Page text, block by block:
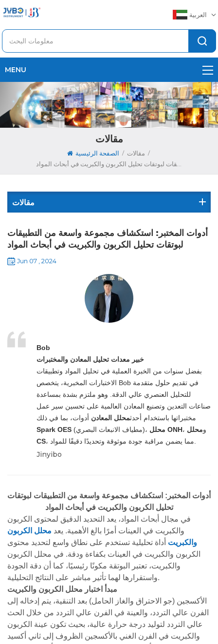
العربية
MENU
مقالات
الصفحة الرئيسية / مقالات /
أدوات المختبر: استكشاف مجموعة واسعة من التطبيقات لبوتقات تحليل الكربون والكبريت في أبحاث المواد
مقالات
أدوات المختبر: استكشاف مجموعة واسعة من التطبيقات
لبوتقات تحليل الكربون والكبريت في أبحاث المواد
Jun 07 , 2024
Bob
خبير معدات تحليل المعادن والمختبرات
بفضل سنوات من الخبرة العملية في تحليل المواد وتطبيقات
الاختبارات المخبرية، يتخصص Bob في تقديم حلول متقدمة
للتحليل العنصري عالي الدقة. وهو ملتزم بشدة بمساعدة
صناعات التعدين وتصنيع المعادن العالمية على تحسين سير عمل
مختبراتها باستخدام أحدثمحلل المعادن أدوات، بما في ذلك
Spark OES
(مطياف الانبعاث البصري)، محلل ONH ، ومحلل
CS
، مما يضمن مراقبة جودة موثوقة وتحديدًا دقيقًا للمواد.
Jinyibo
أدوات المختبر: استكشاف مجموعة واسعة من التطبيقات لبوتقات
تحليل الكربون والكبريت في أبحاث المواد
في مجال أبحاث المواد، يعد التحديد الدقيق لمحتوى الكربون
والكبريت في العينات أمرًا بالغ الأهمية. يعد محلل الكربون
والكبريت أداة تحليلية تستخدم على نطاق واسع لتحديد محتوى
الكربون والكبريت في العينات بكفاءة ودقة. في محلل الكربون
والكبريت، تعتبر البوتقة مكونًا رئيسيًا، كما أن دقة الجودة
واستقرارها لهما تأثير مباشر على النتائج التحليلية.
مبدأ اختبار محلل الكربون والكبريت
الأكسجين (جو الاحتراق والغاز الحامل) بعد التنقية، يتم إدخاله إلى
الفرن عالي التردد، والعينة في الفرن عالي التردد من خلال الحث
عالي التردد لتوليد درجة حرارة عالية، بحيث تكون عينة الكربون
والكبريت في الفرن الغني بالأكسجين الظروف إلى ثاني أكسيد